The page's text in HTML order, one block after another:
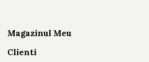
Magazinul Meu
Clienti